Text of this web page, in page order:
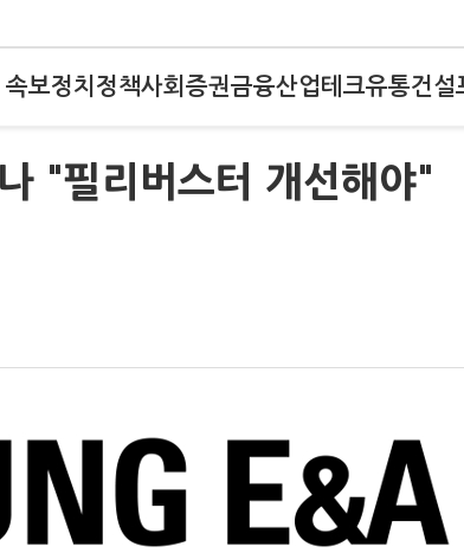
속보정치 정책사회 증권금융산업테크유통건설
"필리버스터 개선해야"